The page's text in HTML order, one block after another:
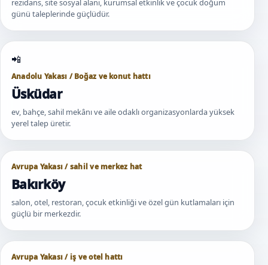
rezidans, site sosyal alanı, kurumsal etkinlik ve çocuk doğum
günü taleplerinde güçlüdür.
Anadolu Yakası / Boğaz ve konut hattı
Üsküdar
ev, bahçe, sahil mekânı ve aile odaklı organizasyonlarda yüksek
yerel talep üretir.
Avrupa Yakası / sahil ve merkez hat
Bakırköy
salon, otel, restoran, çocuk etkinliği ve özel gün kutlamaları için
güçlü bir merkezdir.
Avrupa Yakası / iş ve otel hattı